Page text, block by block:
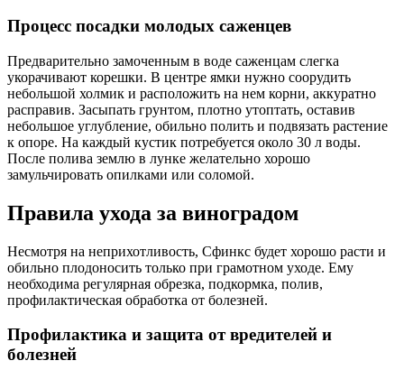
Процесс посадки молодых саженцев
Предварительно замоченным в воде саженцам слегка
укорачивают корешки. В центре ямки нужно соорудить
небольшой холмик и расположить на нем корни, аккуратно
расправив. Засыпать грунтом, плотно утоптать, оставив
небольшое углубление, обильно полить и подвязать растение
к опоре. На каждый кустик потребуется около 30 л воды.
После полива землю в лунке желательно хорошо
замульчировать опилками или соломой.
Правила ухода за виноградом
Несмотря на неприхотливость, Сфинкс будет хорошо расти и
обильно плодоносить только при грамотном уходе. Ему
необходима регулярная обрезка, подкормка, полив,
профилактическая обработка от болезней.
Профилактика и защита от вредителей и
болезней